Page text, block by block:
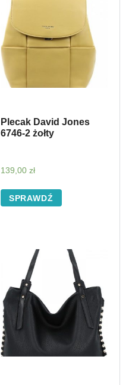
Plecak David Jones
6746-2 żołty
139,00 zł
SPRAWDŹ